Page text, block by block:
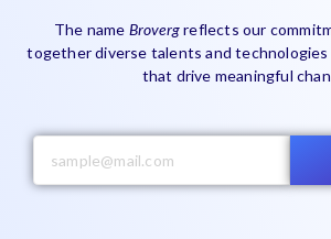
The name Brovergreflects our
together diverse talents and
that drive meaningful